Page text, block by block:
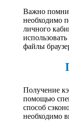
Важно
необходимо
личного
файлы
Получение
помощью
способ
необходимо